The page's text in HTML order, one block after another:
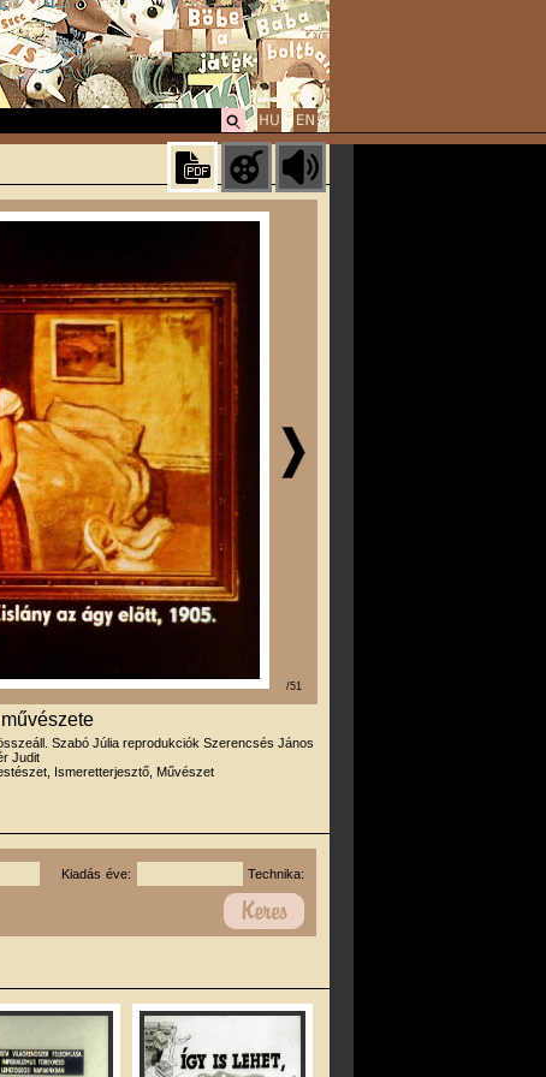
/51
Szabó Júlia reprodukciók Szerencsés János
Judit
Ismeretterjesztő, Művészet
Kiadás éve: Technika: